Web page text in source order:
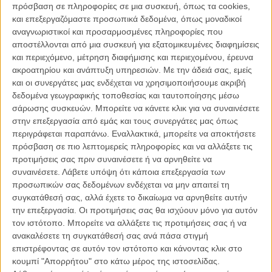
πρόσβαση σε πληροφορίες σε μια συσκευή, όπως τα cookies,
και επεξεργαζόμαστε προσωπικά δεδομένα, όπως μοναδικοί
αναγνωριστικοί και προσαρμοσμένες πληροφορίες που
αποστέλλονται από μια συσκευή για εξατομικευμένες διαφημίσεις
και περιεχόμενο, μέτρηση διαφήμισης και περιεχομένου, έρευνα
ακροατηρίου και ανάπτυξη υπηρεσιών. Με την άδειά σας, εμείς
και οι συνεργάτες μας ενδέχεται να χρησιμοποιήσουμε ακριβή
δεδομένα γεωγραφικής τοποθεσίας και ταυτοποίησης μέσω
σάρωσης συσκευών. Μπορείτε να κάνετε κλικ για να συναινέσετε
στην επεξεργασία από εμάς και τους συνεργάτες μας όπως
περιγράφεται παραπάνω. Εναλλακτικά, μπορείτε να αποκτήσετε
πρόσβαση σε πιο λεπτομερείς πληροφορίες και να αλλάξετε τις
προτιμήσεις σας πριν συναινέσετε ή να αρνηθείτε να
συναινέσετε. Λάβετε υπόψη ότι κάποια επεξεργασία των
προσωπικών σας δεδομένων ενδέχεται να μην απαιτεί τη
συγκατάθεσή σας, αλλά έχετε το δικαίωμα να αρνηθείτε αυτήν
την επεξεργασία. Οι προτιμήσεις σας θα ισχύουν μόνο για αυτόν
τον ιστότοπο. Μπορείτε να αλλάξετε τις προτιμήσεις σας ή να
ανακαλέσετε τη συγκατάθεσή σας ανά πάσα στιγμή
επιστρέφοντας σε αυτόν τον ιστότοπο και κάνοντας κλικ στο
κουμπί "Απορρήτου" στο κάτω μέρος της ιστοσελίδας.
Διαβάστε ακόμη:Βενετία 2025: Ο Βέρνερ Χέρτζογκ θα λάβει
Τιμητικό Χρυσό Λέοντα για το σύνολο του έργου του
Στον πυρήνα της ιστορίας βρίσκονται οι Τζιν και Τζόαν Χόλμπρουκ,
δύο αχώριστες δίδυμες αδελφές, οι οποίες μιλούν με μία φωνή,
αγαπούν τον ίδιο άντρα και ονειρεύονται τα ίδια ακριβώς πράγματα.
Βασισμένες σε πραγματικά πρόσωπα που έζησαν στο περιθώριο
της κοινωνίας, οι δύο ηρωίδες αναζητούν μια ουτοπική γη, όπου θα
μπορέσουν να ζήσουν τη ζωή τους όπως επιθυμούν. Προκειμένου
να φτάσουν εκεί, ξεκινούν - κυριολεκτικά - να σκάβουν ένα τούνελ
μέσα από μια ολόκληρη οροσειρά... Και κάπου εκεί τελειώνουν τα
όσα γνωρίζουμε μέχρι στιγμής αναφορικά με την πλοκή.